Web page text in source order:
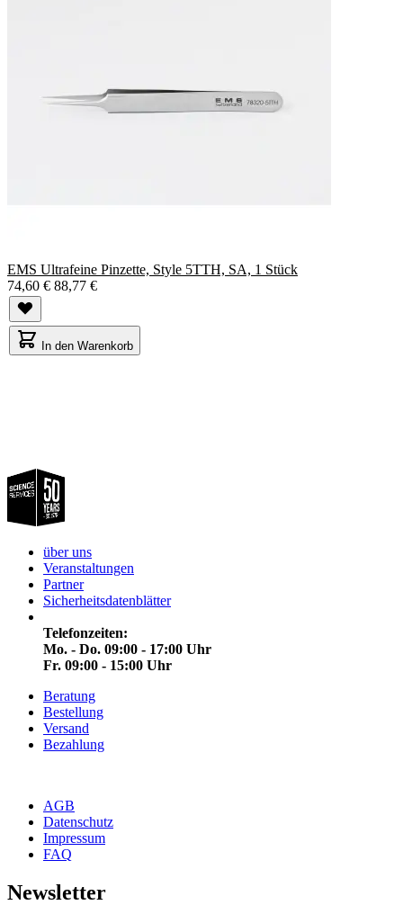
EMS Ultrafeine Pinzette, Style 5TTH, SA, 1 Stück
74,60 € 88,77 €
In den Warenkorb
über uns
Veranstaltungen
Partner
Sicherheitsdatenblätter
Telefonzeiten:
Mo. - Do. 09:00 - 17:00 Uhr
Fr. 09:00 - 15:00 Uhr
Beratung
Bestellung
Versand
Bezahlung
AGB
Datenschutz
Impressum
FAQ
Newsletter